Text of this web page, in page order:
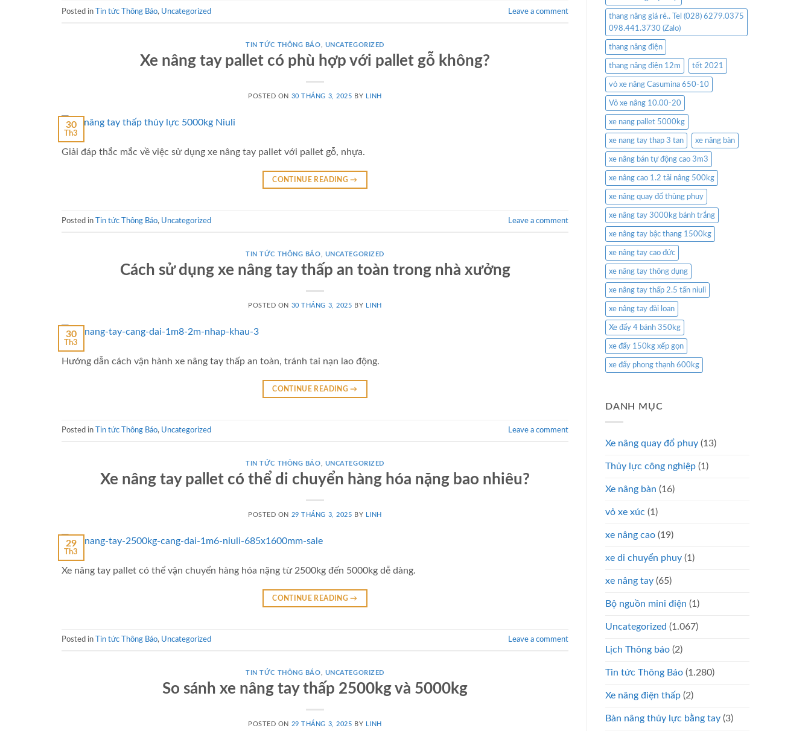
Posted in Tin tức Thông Báo, Uncategorized Leave a comment
TIN TỨC THÔNG BÁO UNCATEGORIZED
Xe nâng tay pallet có phù hợp với pallet gỗ không?
POSTED ON 30 THÁNG 3, 2025 BY LINH
30
Th3
Giải đáp thắc mắc về việc sử dụng xe nâng tay pallet với pallet gỗ, nhựa.
CONTINUE READING→
Posted in Tin tức Thông Báo, Uncategorized Leave a comment
TIN TỨC THÔNG BÁO UNCATEGORIZED
Cách sử dụng xe nâng tay thấp an toàn trong nhà xưởng
POSTED ON 30 THÁNG 3, 2025 BY LINH
30
Th3
Hướng dẫn cách vận hành xe nâng tay thấp an toàn, tránh tai nạn lao động.
CONTINUE READING→
Posted in Tin tức Thông Báo, Uncategorized Leave a comment
TIN TỨC THÔNG BÁO UNCATEGORIZED
Xe nâng tay pallet có thể di chuyển hàng hóa nặng bao nhiêu?
POSTED ON 29 THÁNG 3, 2025 BY LINH
29
Th3
Xe nâng tay pallet có thể vận chuyển hàng hóa nặng từ 2500kg đến 5000kg dễ dàng.
CONTINUE READING→
Posted in Tin tức Thông Báo, Uncategorized Leave a comment
TIN TỨC THÔNG BÁO UNCATEGORIZED
So sánh xe nâng tay thấp 2500kg và 5000kg
POSTED ON 29 THÁNG 3, 2025 BY LINH
thang nâng giá rẻ.. Tel (028) 6279.0375
098.441.3730 (Zalo)
thang nâng điện
thang nâng điện 12m tết 2021
vỏ xe nâng Casumina 650-10
Vỏ xe nâng 10.00-20
xe nang pallet 5000kg
xe nang tay thap 3 tan xe nâng bàn
xe nâng bán tự động cao 3m3
xe nâng cao 1.2 tải nâng 500kg
xe nâng quay đổ thùng phuy
xe nâng tay 3000kg bánh trắng
xe nâng tay bậc thang 1500kg
xe nâng tay cao đức
xe nâng tay thông dụng
xe nâng tay thấp 2.5 tấn niuli
xe nâng tay đài loan
Xe đẩy 4 bánh 350kg
xe đẩy 150kg xếp gọn
xe đẩy phong thạnh 600kg
DANH MỤC
Xe nâng quay đổ phuy (13)
Thủy lực công nghiệp (1)
Xe nâng bàn (16)
vỏ xe xúc (1)
xe nâng cao (19)
xe di chuyển phuy (1)
xe nâng tay (65)
Bộ nguồn mini điện (1)
Uncategorized (1.067)
Lịch Thông báo (2)
Tin tức Thông Báo (1.280)
Xe nâng điện thấp (2)
Bàn nâng thủy lực bằng tay (3)